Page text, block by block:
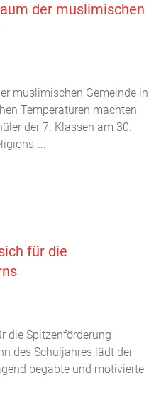
der muslimischen
muslimischen Gemeinde in
Temperaturen machten
der 7. Klassen am 30.
...
für die
die Spitzenförderung
des Schuljahres lädt der
begabte und motivierte